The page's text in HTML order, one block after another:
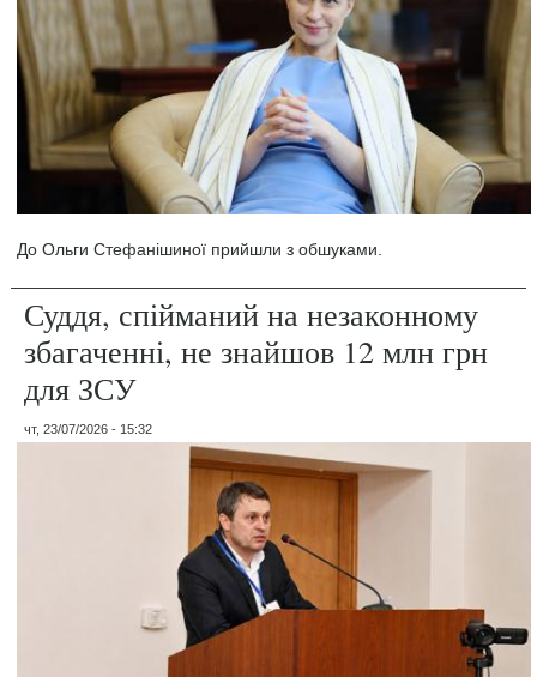
До Ольги Стефанішиної прийшли з обшуками.
Суддя, спійманий на незаконному
збагаченні, не знайшов 12 млн грн
для ЗСУ
чт, 23/07/2026 - 15:32